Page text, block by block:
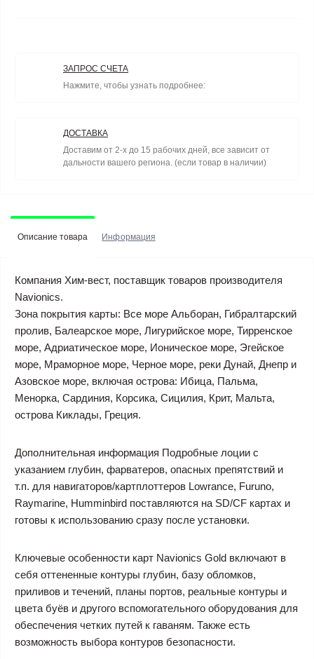
ЗАПРОС СЧЕТА
Нажмите, чтобы узнать подробнее:
ДОСТАВКА
Доставим от 2-х до 15 рабочих дней, все зависит от
дальности вашего региона. (если товар в наличии)
Описание товара Информация
Компания Хим-вест, поставщик товаров производителя
Navionics.
Зона покрытия карты: Все море Альборан, Гибралтарский
пролив, Балеарское море, Лигурийское море, Тирренское
море, Адриатическое море, Ионическое море, Эгейское
море, Мраморное море, Черное море, реки Дунай, Днепр и
Азовское море, включая острова: Ибица, Пальма,
Менорка, Сардиния, Корсика, Сицилия, Крит, Мальта,
острова Киклады, Греция.
Дополнительная информация Подробные лоции с
указанием глубин, фарватеров, опасных препятствий и
т.п. для навигаторов/картплоттеров Lowrance, Furuno,
Raymarine, Humminbird поставляются на SD/CF картах и
готовы к использованию сразу после установки.
Ключевые особенности карт Navionics Gold включают в
себя оттененные контуры глубин, базу обломков,
приливов и течений, планы портов, реальные контуры и
цвета буёв и другого вспомогательного оборудования для
обеспечения четких путей к гаваням. Также есть
возможность выбора контуров безопасности.